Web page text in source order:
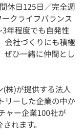
休日125日／完全週
クライフバランス
年程度でも自発性
会社づくりにも積極
ぜひ一緒に仲間とし
(株)が提供する法人
リーした企業の中か
ャー企業100社が
れます。